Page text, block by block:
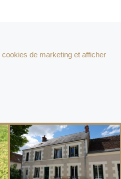
de marketing et afficher